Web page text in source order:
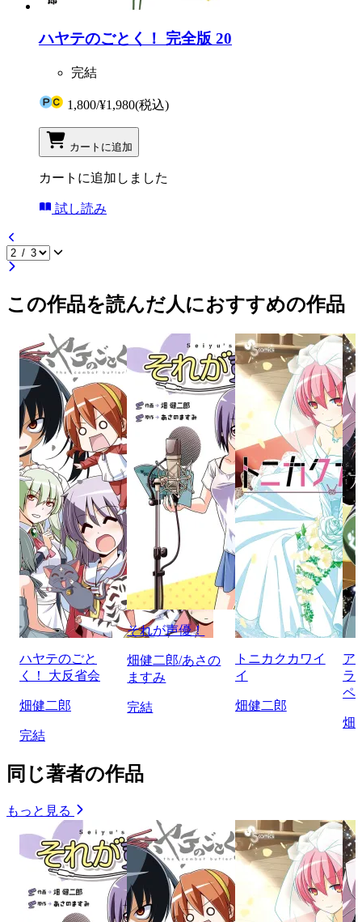
ハヤテのごとく！ 完全版 20
完結
1,800/¥1,980(税込)
カートに追加
カートに追加しました
試し読み
この作品を読んだ人におすすめの作品
ハヤテのごと
く！ 大反省会
畑健二郎
完結
それが声優！
畑健二郎/あさの
ますみ
完結
トニカクカワイ
イ
畑健二郎
ア
ラ
ペ
畑
同じ著者の作品
もっと見る